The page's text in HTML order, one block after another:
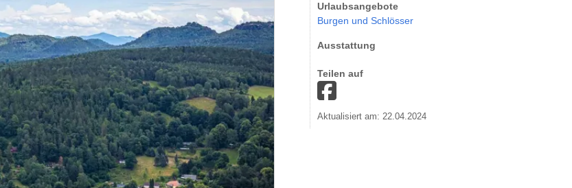
Urlaubsangebote
Burgen und Schlösser
Ausstattung
Teilen auf
Aktualisiert am: 22.04.2024